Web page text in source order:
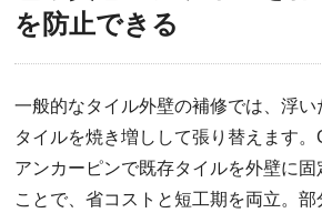
を防止できる
一般的なタイル外壁の補修では、浮い
タイルを焼き増しして張り替えます
アンカーピンで既存タイルを外壁に
ことで、省コストと短工期を両立。